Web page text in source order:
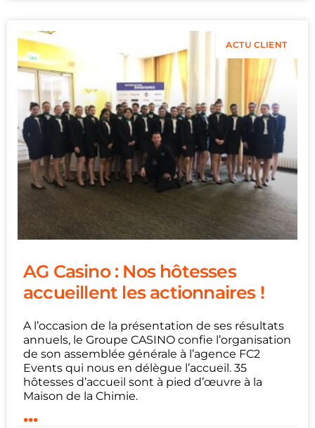
ACTU CLIENT
AG Casino : Nos hôtesses
accueillent les actionnaires !
A l’occasion de la présentation de ses résultats
annuels, le Groupe CASINO confie l’organisation
de son assemblée générale à l’agence FC2
Events qui nous en délègue l’accueil. 35
hôtesses d’accueil sont à pied d’œuvre à la
Maison de la Chimie.
...